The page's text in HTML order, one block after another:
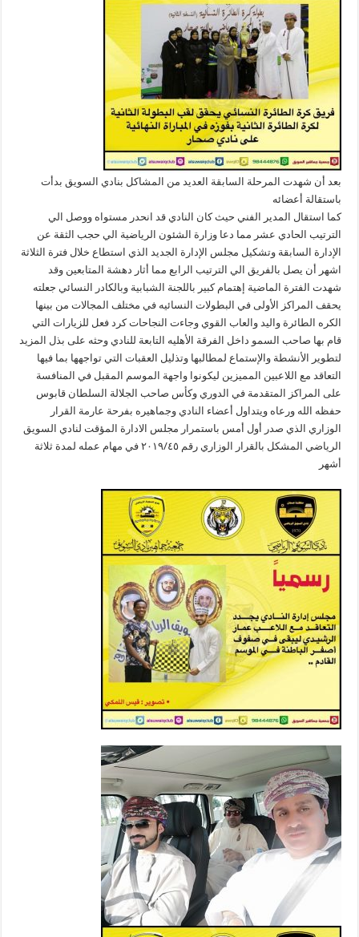
بعد أن شهدت المرحلة السابقة العديد من المشاكل بنادي السويق بدأت
باستقالة أعضائه
كما استقال المدير الفني حيث كان النادي قد انحدر مستواه ووصل الي
الترتيب الحادي عشر مما دعا وزارة الشئون الرياضية الي حجب الثقة عن
الإدارة السابقة وتشكيل مجلس الإدارة الجديد الذي استطاع خلال فترة الثلاثة
اشهر أن يصل بالفريق الي الترتيب الرابع مما أثار دهشة المتابعين وقد
شهدت الفترة الماضية إهتمام كبير باللجنة الشبابية وبالكادر النسائي جعلته
يحقف المراكز الأولى في البطولات النسائيه في مختلف المجالات من بينها
الكره الطائرة واليد والعاب القوي وجاءت النجاحات كرد فعل للزيارات التي
قام بها صاحب السمو داخل الفرقة الأهليه التابعة للنادي وحثه على بذل المزيد
لتطوير الأنشطة والإستماع لمطالبها وتذليل العقبات التي تواجهها بما فيها
التعاقد مع اللاعبين المميزين ليكونوا واجهة الموسم المقبل في المنافسة
على المراكز المتقدمة في الدوري وكأس صاحب الجلالة السلطان قابوس
حفظه الله ورعاه ويتداول أعضاء النادي وجماهيره بفرحة عارمة القرار
الوزاري الذي صدر أول أمس باستمرار مجلس الادارة المؤقت لنادي السويق
الرياضي المشكل بالقرار الوزاري رقم ٢٠١٩/٤٥ في مهام عمله لمدة ثلاثة
أشهر